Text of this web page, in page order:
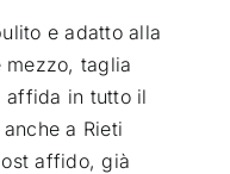
e adatto alla
mezzo, taglia
affida in tutto il
a Rieti
affido, già